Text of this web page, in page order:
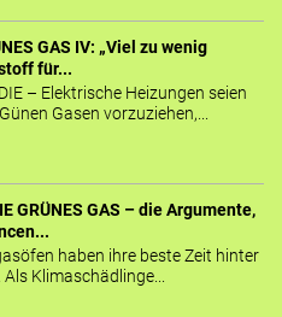
GAS IV: „Viel zu wenig
für...
– Elektrische Heizungen seien
Gasen vorzuziehen,...
GRÜNES GAS – die Argumente,
haben ihre beste Zeit hinter
Als Klimaschädlinge...